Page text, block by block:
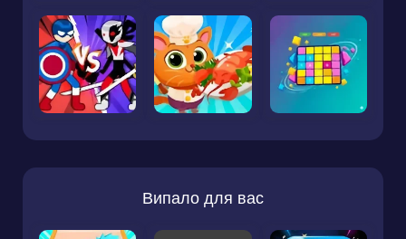
Випало для вас